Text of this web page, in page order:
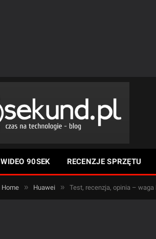
WIDEO 90SEK RECENZJE SPRZĘTU
Home » Huawei » Test, recenzja, opinia – waga